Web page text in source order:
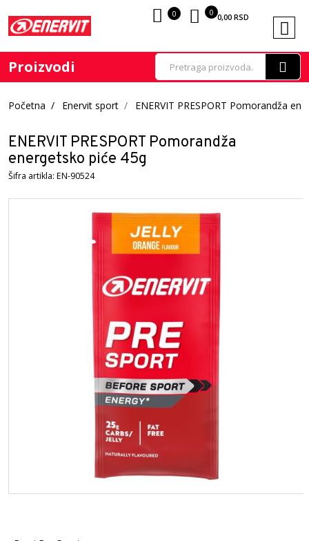
Proizvodi
0 0,00 RSD
0
Početna Enervit sport ENERVIT PRESPORT Pomorandža
ENERVIT PRESPORT Pomorandža
energetsko piće 45g
Šifra artikla: EN-90524